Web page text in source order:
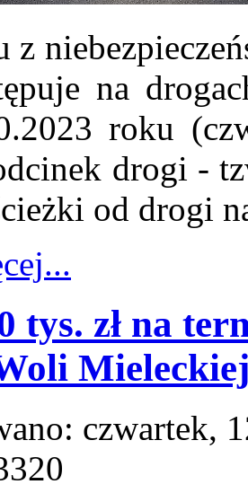
z
na
roku
drogi -
od drogi
tys. zł na
czwartek,